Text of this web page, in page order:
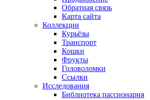
Обратная связь
Карта сайта
Коллекции
Курьёзы
Транспорт
Кошки
Фрукты
Головоломки
Ссылки
Исследования
Библиотека пассионария